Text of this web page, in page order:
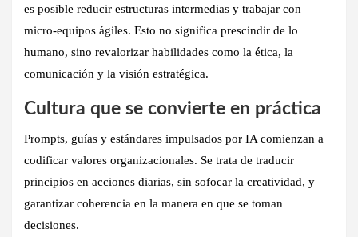
es posible reducir estructuras intermedias y trabajar con
micro-equipos ágiles. Esto no significa prescindir de lo
humano, sino revalorizar habilidades como la ética, la
comunicación y la visión estratégica.
Cultura que se convierte en práctica
Prompts, guías y estándares impulsados por IA comienzan a
codificar valores organizacionales. Se trata de traducir
principios en acciones diarias, sin sofocar la creatividad, y
garantizar coherencia en la manera en que se toman
decisiones.